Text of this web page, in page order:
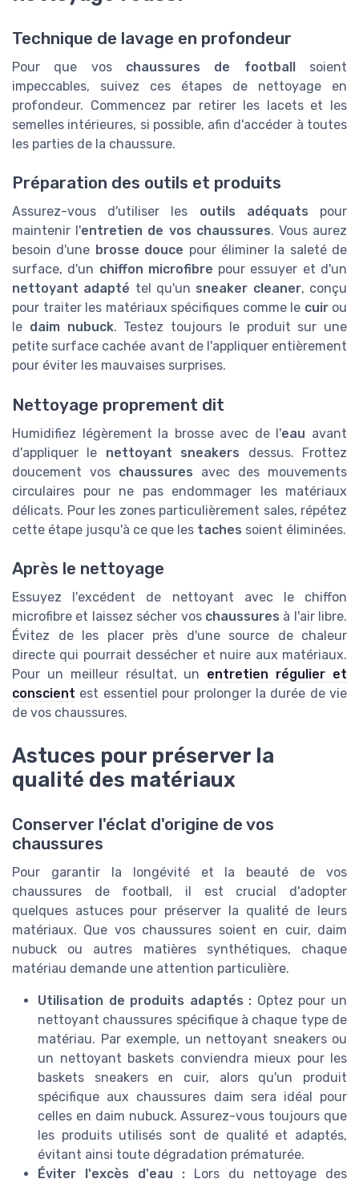
Technique de lavage en profondeur
Pour que vos chaussures de footballsoient
impeccables, suivez ces étapes de nettoyage en
profondeur. Commencez par retirer les lacets et les
semelles intérieures, si possible, afin d'accéder à toutes
les parties de la chaussure.
Préparation des outils et produits
Assurez-vous d'utiliser les outils adéquats pour
maintenir l'entretien de vos chaussures. Vous aurez
besoin d'une brosse douce pour éliminer la saleté de
surface, d'un chiffon microfibre pour essuyer et d'un
nettoyant adapté tel qu'un sneaker cleaner, conçu
pour traiter les matériaux spécifiques comme le cuirou
le daim nubuck. Testez toujours le produit sur une
petite surface cachée avant de l'appliquer entièrement
pour éviter les mauvaises surprises.
Nettoyage proprement dit
Humidifiez légèrement la brosse avec de l'eau avant
d'appliquer le nettoyant sneakers dessus. Frottez
doucement vos chaussures avec des mouvements
circulaires pour ne pas endommager les matériaux
délicats. Pour les zones particulièrement sales, répétez
cette étape jusqu'à ce que les taches soient éliminées.
Après le nettoyage
Essuyez l'excédent de nettoyant avec le chiffon
microfibre et laissez sécher vos chaussures à l'air libre.
Évitez de les placer près d'une source de chaleur
directe qui pourrait dessécher et nuire aux matériaux.
Pour un meilleur résultat, un entretien régulier et
conscient est essentiel pour prolonger la durée de vie
de vos chaussures.
Astuces pour préserver la
qualité des matériaux
Conserver l'éclat d'origine de vos
chaussures
Pour garantir la longévité et la beauté de vos
chaussures de football, il est crucial d'adopter
quelques astuces pour préserver la qualité de leurs
matériaux. Que vos chaussures soient en cuir, daim
nubuck ou autres matières synthétiques, chaque
matériau demande une attention particulière.
Utilisation de produits adaptés : Optez pour un
nettoyant chaussures spécifique à chaque type de
matériau. Par exemple, un nettoyant sneakers ou
un nettoyant baskets conviendra mieux pour les
baskets sneakers en cuir, alors qu'un produit
spécifique aux chaussures daim sera idéal pour
celles en daim nubuck. Assurez-vous toujours que
les produits utilisés sont de qualité et adaptés,
évitant ainsi toute dégradation prématurée.
Éviter l'excès d'eau : Lors du nettoyage des